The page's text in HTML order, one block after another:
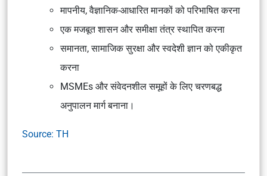
मापनीय, वैज्ञानिक-आधारित मानकों को परिभाषित करना
एक मजबूत शासन और समीक्षा तंत्र स्थापित करना
समानता, सामाजिक सुरक्षा और स्वदेशी ज्ञान को एकीकृत
करना
MSMEs और संवेदनशील समूहों के लिए चरणबद्ध
अनुपालन मार्ग बनाना।
Source: TH